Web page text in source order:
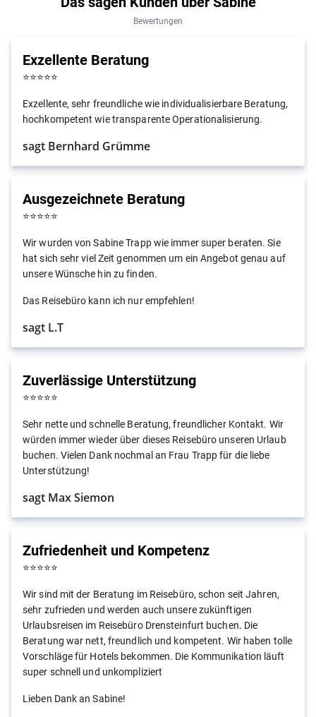
Bewertungen
Exzellente Beratung
⭐⭐⭐⭐⭐
Exzellente, sehr freundliche wie individualisierbare Beratung,
hochkompetent wie transparente Operationalisierung.
sagt Bernhard Grümme
Ausgezeichnete Beratung
⭐⭐⭐⭐⭐
Wir wurden von Sabine Trapp wie immer super beraten. Sie
hat sich sehr viel Zeit genommen um ein Angebot genau auf
unsere Wünsche hin zu finden.
Das Reisebüro kann ich nur empfehlen!
sagt L.T
Zuverlässige Unterstützung
⭐⭐⭐⭐⭐
Sehr nette und schnelle Beratung, freundlicher Kontakt. Wir
würden immer wieder über dieses Reisebüro unseren Urlaub
buchen. Vielen Dank nochmal an Frau Trapp für die liebe
Unterstützung!
sagt Max Siemon
Zufriedenheit und Kompetenz
⭐⭐⭐⭐⭐
Wir sind mit der Beratung im Reisebüro, schon seit Jahren,
sehr zufrieden und werden auch unsere zukünftigen
Urlaubsreisen im Reisebüro Drensteinfurt buchen. Die
Beratung war nett, freundlich und kompetent. Wir haben tolle
Vorschläge für Hotels bekommen. Die Kommunikation läuft
super schnell und unkompliziert
Lieben Dank an Sabine!